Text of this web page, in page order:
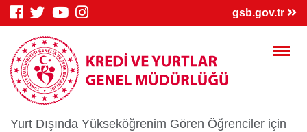
gsb.gov.tr
Yurt Dışında Yükseköğrenim Gören Öğrenciler için
×